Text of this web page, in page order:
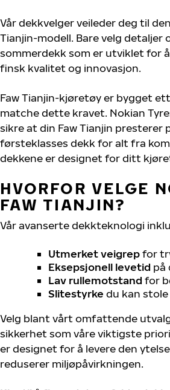
Vår dekkvelger veileder deg til
Tianjin-modell. Bare velg
sommerdekk som er utviklet for
finsk kvalitet og innovasjon.
Faw Tianjin-kjøretøy er bygget
matche dette kravet. Nokian
sikre at din Faw Tianjin
førsteklasses dekk for alt fra
dekkene er designet for ditt
HVORFOR VELGE
FAW TIANJIN?
Vår avanserte dekkteknologi
Utmerket veigrepfor
Eksepsjonell levetid på
Lav rullemotstand for
Slitestyrke du kan
Velg blant vårt omfattende
sikkerhet som våre viktigste
er designet for å levere den
reduserer miljøpåvirkningen.